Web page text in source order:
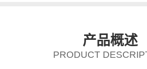
产品概述
PRODUCT